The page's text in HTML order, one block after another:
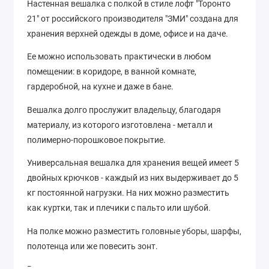
Настенная вешалка с полкой в стиле лофт "Торонто
21" от российского производителя "ЗМИ" создана для
хранения верхней одежды в доме, офисе и на даче.
Ее можно использовать практически в любом
помещении: в коридоре, в ванной комнате,
гардеробной, на кухне и даже в бане.
Вешалка долго прослужит владельцу, благодаря
материалу, из которого изготовлена - металл и
полимерно-порошковое покрытие.
Универсальная вешалка для хранения вещей имеет 5
двойных крючков - каждый из них выдерживает до 5
кг постоянной нагрузки. На них можно разместить
как куртки, так и плечики с пальто или шубой.
На полке можно разместить головные уборы, шарфы,
полотенца или же повесить зонт.